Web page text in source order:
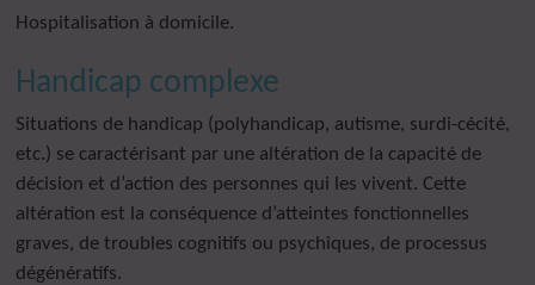
Hospitalisation à domicile.
Handicap complexe
Situations de handicap (polyhandicap, autisme, surdi-cécité,
etc.) se caractérisant par une altération de la capacité de
décision et d’action des personnes qui les vivent. Cette
altération est la conséquence d’atteintes fonctionnelles
graves, de troubles cognitifs ou psychiques, de processus
dégénératifs.